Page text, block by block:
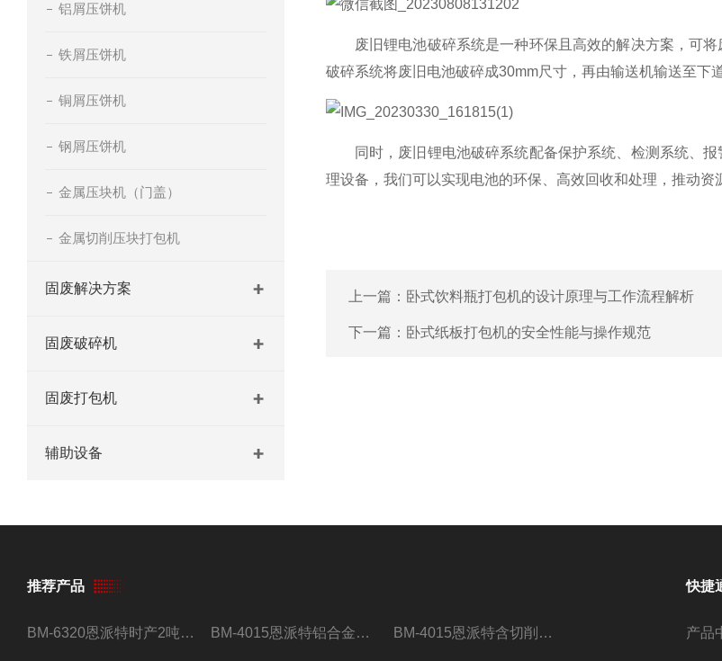
铝屑压饼机
铁屑压饼机
铜屑压饼机
钢屑压饼机
金属压块机（门盖）
金属切削压块打包机
固废解决方案
固废破碎机
固废打包机
辅助设备
废旧锂电池破碎系统是一种环保且高效的解决方案，可将
破碎系统将废旧电池破碎成30mm尺寸，再由输送机输送至下
同时，废旧锂电池破碎系统配备保护系统、检测系统、报
理设备，我们可以实现电池的环保、高效回收和处理，推动资
上一篇： 卧式饮料瓶打包机的设计原理与工作流程解析
下一篇： 卧式纸板打包机的安全性能与操作规范
推荐产品
BM-6320恩派特时产2吨合金钢屑压饼机 BM-4015恩派特铝合金屑压饼机 脱油效果好 BM-4015恩派特含切削油铝屑压饼机
快捷
产品